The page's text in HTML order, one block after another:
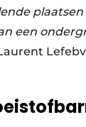
een